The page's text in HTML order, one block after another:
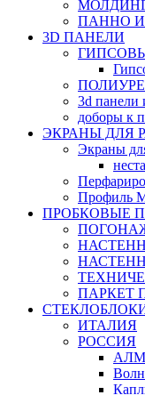
ПАННО И
3D ПАНЕЛИ
3d панели
доборы к
ЭКРАНЫ ДЛЯ
Экраны
Профиль
ПРОБКОВЫЕ
ПАРКЕТ
ИТАЛИЯ
РОССИЯ